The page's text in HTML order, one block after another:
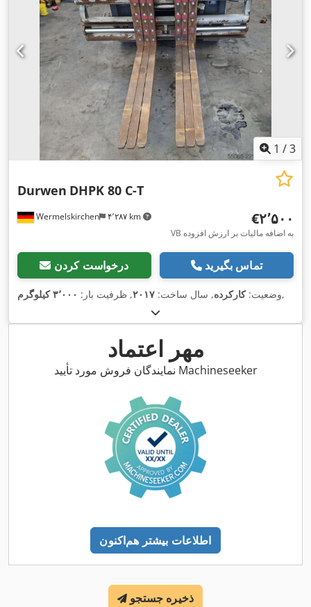
1 /3
Wermelskirchen ۴٬۲۸۷ km
Durwen DHPK 80 C-T
‎€۲٬۵۰۰
VB به اضافه مالیات بر ارزش افزوده
درخواست کردن تماس بگیرید
وضعیت:کارکرده, سال ساخت: ۲۰۱۷, ظرفیت بار: ۳٬۰۰۰ کیلوگرم ,
مهر اعتماد
نمایندگان فروش مورد تأیید Machineseeker
اطلاعات بیشتر هم‌اکنون
ذخیره جستجو